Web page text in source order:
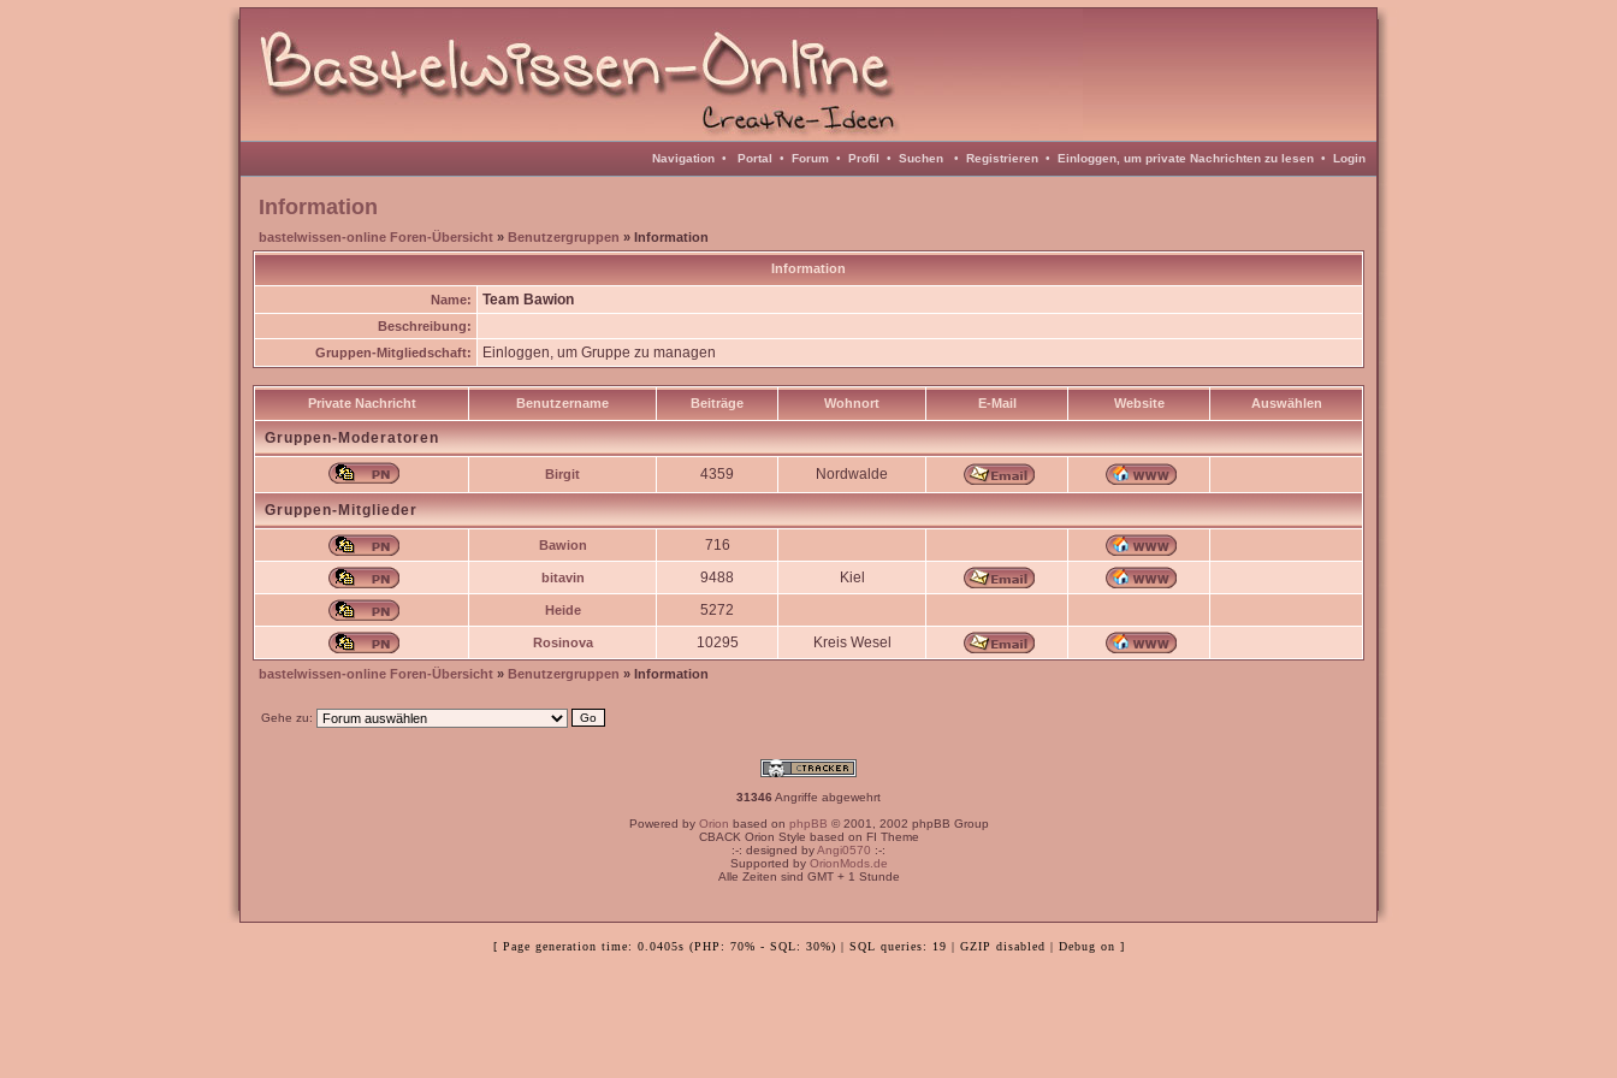
Navigation • Portal • Forum • Profil • Suchen • Registrieren • Einloggen, um private Nachrichten zu lesen • Login
Information
bastelwissen-online Foren-Übersicht » Benutzergruppen » Information
Information
Name: Team Bawion
Beschreibung:
Gruppen-Mitgliedschaft:
Einloggen, um Gruppe zu managen
Private Nachricht Benutzername Beiträge Wohnort E-Mail Website Auswählen
Gruppen-Moderatoren
Birgit 4359 Nordwalde
Gruppen-Mitglieder
Bawion 716
bitavin 9488 Kiel
Heide 5272
Rosinova 10295 Kreis Wesel
bastelwissen-online Foren-Übersicht » Benutzergruppen » Information
Gehe zu:
31346 Angriffe abgewehrt
Powered by Orion based on phpBB © 2001, 2002 phpBB Group
CBACK Orion Style based on FI Theme
:-: designed byAngi0570 :-:
Supported by OrionMods.de
Alle Zeiten sind GMT + 1 Stunde
[ Page generation time: 0.0405s (PHP: 70% - SQL: 30%) | SQL queries: 19 | GZIP disabled | Debug on ]